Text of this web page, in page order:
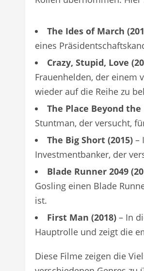
The Ides of March
eines
Crazy, Stupid, Love
Frauenhelden, der einem
wieder auf die Reihe zu
The Place Beyond the
Stuntman, der versucht,
The Big Short (2015) –
Investmentbanker, der
Blade Runner 2049
Gosling einen Blade
ist.
First Man (2018) – In
Hauptrolle und zeigt die
Diese Filme zeigen die